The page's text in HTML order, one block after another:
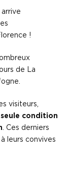
!
de La
visiteurs,
seule condition
. Ces derniers
leurs convives